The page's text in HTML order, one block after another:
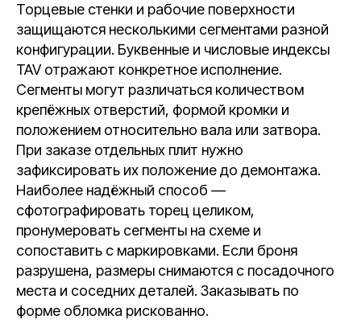
Торцевые стенки и рабочие поверхности
защищаются несколькими сегментами разной
конфигурации. Буквенные и числовые индексы
TAV отражают конкретное исполнение.
Сегменты могут различаться количеством
крепёжных отверстий, формой кромки и
положением относительно вала или затвора.
При заказе отдельных плит нужно
зафиксировать их положение до демонтажа.
Наиболее надёжный способ —
сфотографировать торец целиком,
пронумеровать сегменты на схеме и
сопоставить с маркировками. Если броня
разрушена, размеры снимаются с посадочного
места и соседних деталей. Заказывать по
форме обломка рискованно.